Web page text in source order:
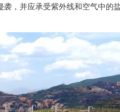
线和空气中的盐雾、酸